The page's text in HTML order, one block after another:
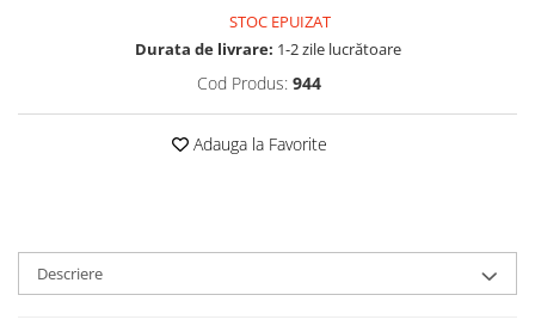
STOC EPUIZAT
Durata de livrare: 1-2 zile lucrătoare
Cod Produs: 944
Adauga la Favorite
Descriere